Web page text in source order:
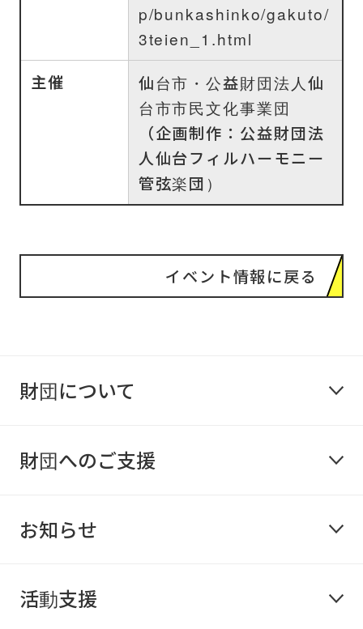
p/bunkashinko/gakuto/
3teien_1.html
主催
仙台市・公益財団法人仙
台市市民文化事業団
（企画制作：公益財団法
人仙台フィルハーモニー
管弦楽団）
イベント情報に戻る
財団について
財団へのご支援
お知らせ
活動支援